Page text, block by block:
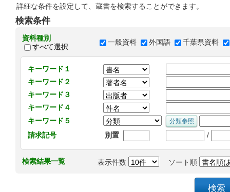
詳細な条件を設定して、蔵書を検索することができます。
検索条件
資料種別
すべて選択
一般資料 外国語 千葉県資料
キーワード１
キーワード２
キーワード３
キーワード４
キーワード５
請求記号
別置 /
検索結果一覧 表示件数 ソート順